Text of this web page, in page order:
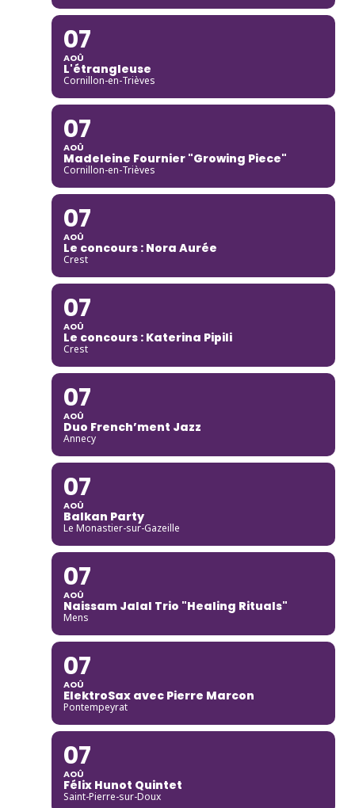
07
AOÛ
L'étrangleuse
Cornillon-en-Trièves
07
AOÛ
Madeleine Fournier "Growing Piece"
Cornillon-en-Trièves
07
AOÛ
Le concours : Nora Aurée
Crest
07
AOÛ
Le concours : Katerina Pipili
Crest
07
AOÛ
Duo French’ment Jazz
Annecy
07
AOÛ
Balkan Party
Le Monastier-sur-Gazeille
07
AOÛ
Naissam Jalal Trio "Healing Rituals"
Mens
07
AOÛ
ElektroSax avec Pierre Marcon
Pontempeyrat
07
AOÛ
Félix Hunot Quintet
Saint-Pierre-sur-Doux